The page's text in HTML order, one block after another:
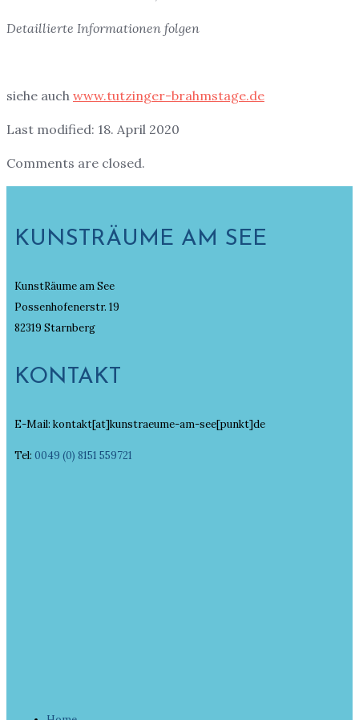
Detaillierte Informationen folgen
siehe auch www.tutzinger-brahmstage.de
Last modified: 18. April 2020
Comments are closed.
KUNSTRÄUME AM SEE
KunstRäume am See
Possenhofenerstr. 19
82319 Starnberg
KONTAKT
E-Mail: kontakt[at]kunstraeume-am-see[punkt]de
Tel: 0049 (0) 8151 559721